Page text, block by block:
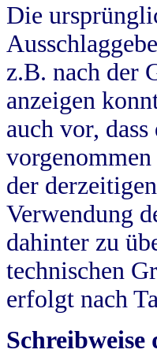
Die
z.B. nach der
anzeigen
auch vor,
der
Verwendung
dahinter zu
technischen
erfolgt nach
Schreibweise